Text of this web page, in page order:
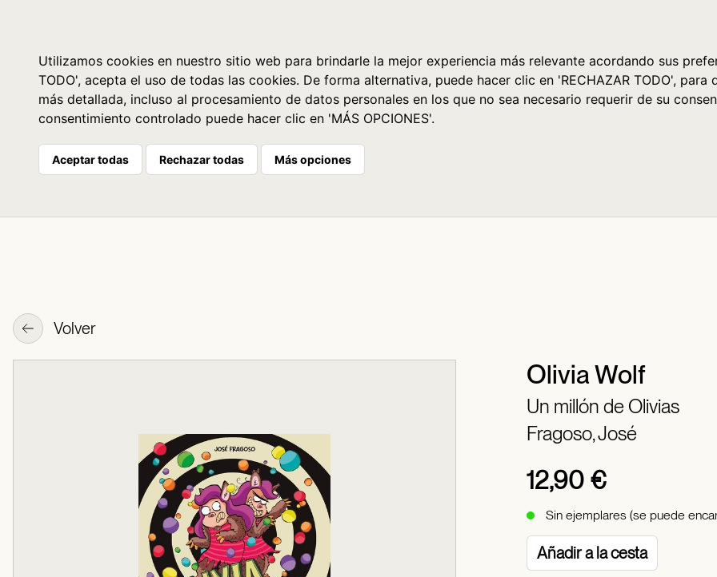
Utilizamos cookies en nuestro sitio web para brindarle la mejor experiencia más relevante acordando sus
TODO', acepta el uso de todas las cookies. De forma alternativa, puede hacer clic en 'RECHAZAR TODO',
más detallada, incluso al procesamiento de datos personales en los que no sea necesario requerir de su
consentimiento controlado puede hacer clic en 'MÁS OPCIONES'.
Aceptar todas Rechazar todas Más opciones
Volver
Olivia Wolf
Un millón de Olivias
Fragoso, José
12,90 €
Sin ejemplares (se puede
Añadir a la cesta